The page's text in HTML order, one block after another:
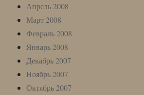
Апрель 2008
Март 2008
Февраль 2008
Январь 2008
Декабрь 2007
Ноябрь 2007
Октябрь 2007